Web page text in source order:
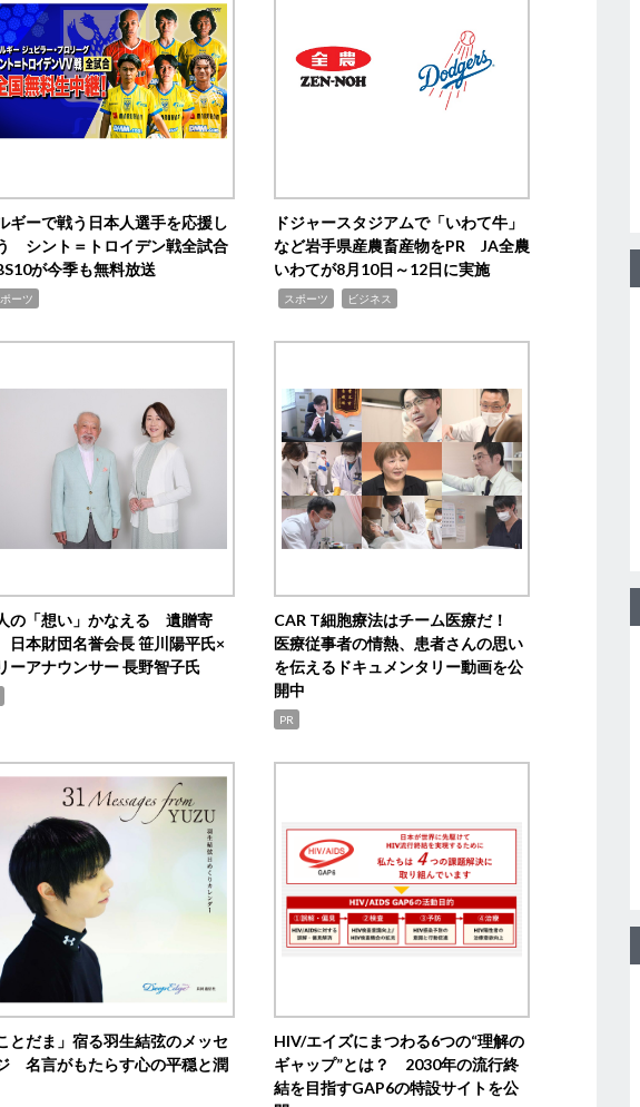
ギーで戦う日本人選手を応援し
シント＝トロイデン戦全試合
が今季も無料放送
ーツ
ドジャースタジアムで「いわて牛」
など岩手県産農畜産物をPR JA全農
いわてが8月10日～12日に実施
スポーツ ビジネス
の「想い」かなえる 遺贈寄
本財団名誉会長 笹川陽平氏×
ーアナウンサー 長野智子氏
CAR T細胞療法はチーム医療だ！
医療従事者の情熱、患者さんの思い
を伝えるドキュメンタリー動画を公
開中
PR
とだま」宿る羽生結弦のメッセ
名言がもたらす心の平穏と潤
HIV/エイズにまつわる6つの“理解の
ギャップ”とは？ 2030年の流行終
結を目指すGAP6の特設サイトを公